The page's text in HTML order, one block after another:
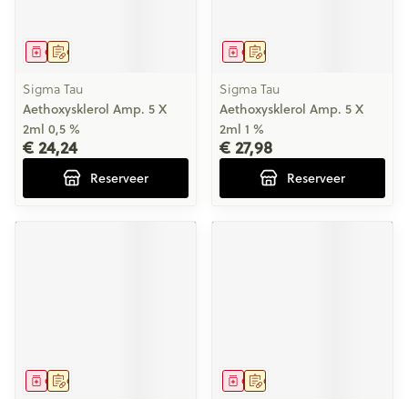
Op voorschrift
Geneesmiddel
Sigma Tau
Aethoxysklerol Amp. 5 X
2ml 0,5 %
€ 24,24
Reserveer
Op voorschrift
Geneesmiddel
Sigma Tau
Aethoxysklerol Amp. 5 X
2ml 1 %
€ 27,98
Reserveer
Op voorschrift
Geneesmiddel Op voorschrift
Geneesmiddel